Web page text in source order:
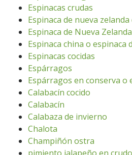
Espinacas crudas
Espinaca de nueva zelanda
Espinaca de Nueva
Espinaca china o espinaca
Espinacas cocidas
Espárragos
Espárragos en conserva o
Calabacín cocido
Calabacín
Calabaza de invierno
Chalota
Champiñón ostra